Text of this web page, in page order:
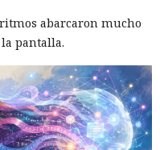
abarcaron mucho
pantalla.